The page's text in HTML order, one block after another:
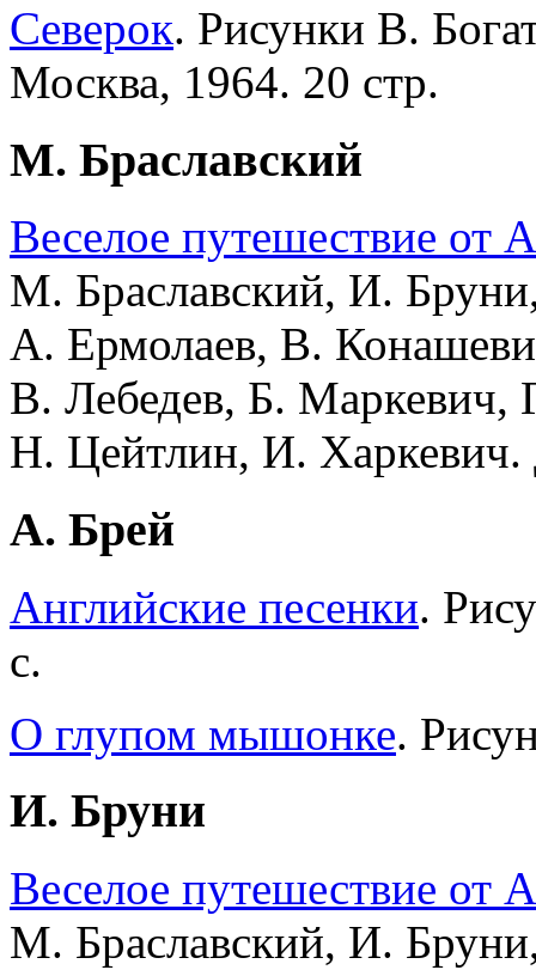
Северок. Рисунки В.
Москва, 1964. 20 стр.
М. Браславский
Веселое путешествие от
М. Браславский, И.
А. Ермолаев, В.
В. Лебедев, Б. Маркевич,
Н. Цейтлин, И. Харкевич.
А. Брей
Английские песенки.
с.
О глупом мышонке.
И. Бруни
Веселое путешествие от
М. Браславский, И.